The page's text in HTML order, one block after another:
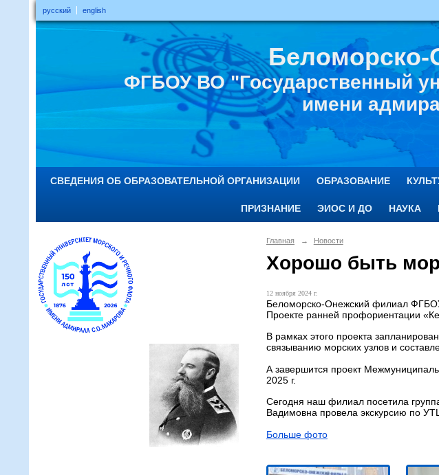
русский english
ФГБОУ ВО "Государственный
имени
СВЕДЕНИЯ ОБ ОБРАЗОВАТЕЛЬНОЙ ОРГАНИЗАЦИИ ОБРАЗОВАНИЕ
ПРИЗНАНИЕ ЭИОС И ДО НАУКА
Главная → Новости
Хорошо быть
12 ноября 2024 г.
Беломорско-Онежский филиал
Проекте ранней профориентации
В рамках этого проекта
связыванию морских узлов и
А завершится проект
2025 г.
Сегодня наш филиал посетила
Вадимовна провела экскурсию по
Больше фото